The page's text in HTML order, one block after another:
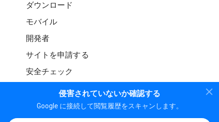
侵害されていないか確認する
Google に接続して閲覧履歴をスキャンします。
ダウンロード
モバイル
開発者
サイトを申請する
安全チェック